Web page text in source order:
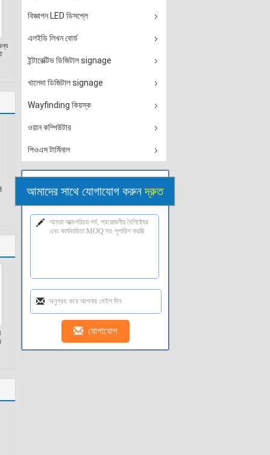
বিজ্ঞাপন LED ডিসপ্লে
এলইডি লিখন বোর্ড
ইন্টারেক্টিভ ডিজিটাল signage
খালেদা ডিজিটাল signage
Wayfinding কিয়স্ক
ওয়ান কম্পিউটার
পিওএস টার্মিনাল
আমাদের সাথে যোগাযোগ করুনদ্রুত